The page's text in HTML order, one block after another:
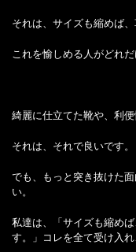
それは、サイズも縮めば
これを愉しめる人がどれだ
綺麗に仕立てた靴や、利
それは、それで良いです。
でも、もっと突き抜けた
い。
私達は、「サイズも縮め
す。」コレを全て受け入れ